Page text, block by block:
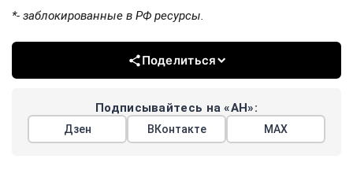
*- заблокированные в РФ ресурсы.
Поделиться
Подписывайтесь на «АН»:
Дзен ВКонтакте МАХ